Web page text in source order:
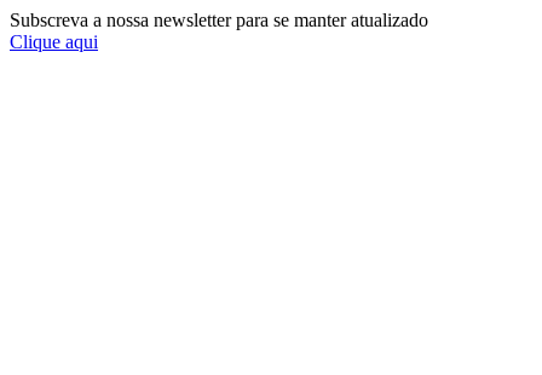
Subscreva a nossa newsletter para se manter atualizado
Clique aqui